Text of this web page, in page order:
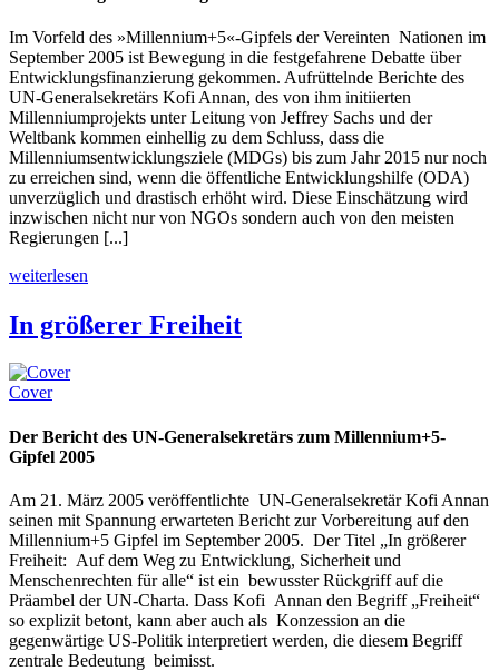
Im Vorfeld des »Millennium+5«-Gipfels der Vereinten Nationen im
September 2005 ist Bewegung in die festgefahrene Debatte über
Entwicklungsfinanzierung gekommen. Aufrüttelnde Berichte des
UN-Generalsekretärs Kofi Annan, des von ihm initiierten
Millenniumprojekts unter Leitung von Jeffrey Sachs und der
Weltbank kommen einhellig zu dem Schluss, dass die
Millenniumsentwicklungsziele (MDGs) bis zum Jahr 2015 nur noch
zu erreichen sind, wenn die öffentliche Entwicklungshilfe (ODA)
unverzüglich und drastisch erhöht wird. Diese Einschätzung wird
inzwischen nicht nur von NGOs sondern auch von den meisten
Regierungen [...]
weiterlesen
In größerer Freiheit
Cover
Der Bericht des UN-Generalsekretärs zum Millennium+5-
Gipfel 2005
Am 21. März 2005 veröffentlichte UN-Generalsekretär Kofi Annan
seinen mit Spannung erwarteten Bericht zur Vorbereitung auf den
Millennium+5 Gipfel im September 2005. Der Titel „In größerer
Freiheit: Auf dem Weg zu Entwicklung, Sicherheit und
Menschenrechten für alle“ ist ein bewusster Rückgriff auf die
Präambel der UN-Charta. Dass Kofi Annan den Begriff „Freiheit“
so explizit betont, kann aber auch als Konzession an die
gegenwärtige US-Politik interpretiert werden, die diesem Begriff
zentrale Bedeutung beimisst.